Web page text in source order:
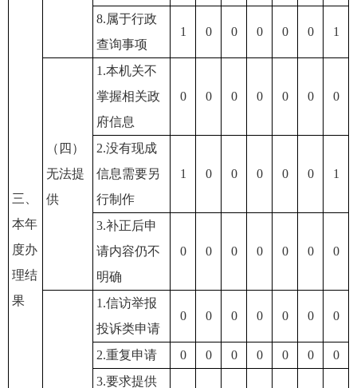
三、
本年
度办
理结
果
8.属于行政
查询事项
1 0 0 0 0 0 1
（四）
无法提
供
1.本机关不
掌握相关政
府信息
0 0 0 0 0 0 0
2.没有现成
信息需要另
行制作
1 0 0 0 0 0 1
3.补正后申
请内容仍不
明确
0 0 0 0 0 0 0
1.信访举报
投诉类申请
0 0 0 0 0 0 0
2.重复申请 0 0 0 0 0 0
0
3.要求提供